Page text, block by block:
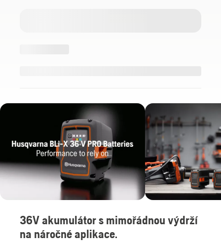
36V akumulátor s mimořádnou výdrží
na náročné aplikace.